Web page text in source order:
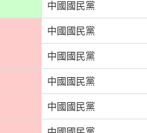
中國國民黨
中國國民黨
中國國民黨
中國國民黨
中國國民黨